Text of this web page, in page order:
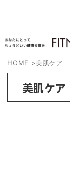
HOME >美肌ケア
美肌ケア